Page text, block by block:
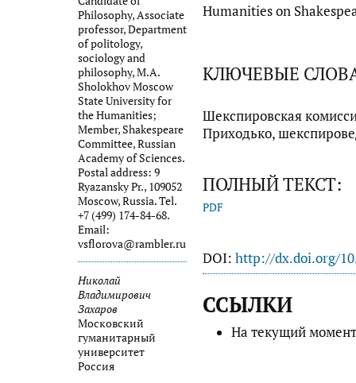
Philosophy, Associate
professor, Department
of politology,
sociology and
philosophy, M.A.
Sholokhov Moscow
State University for
the Humanities;
Member, Shakespeare
Committee, Russian
Academy of Sciences.
Postal address: 9
Ryazansky Pr., 109052
Moscow, Russia. Tel.
+7 (499) 174-84-68.
Email:
vsflorova@rambler.ru
Николай
Владимирович
Захаров
Московский
гуманитарный
университет
Россия
Humanities on
КЛЮЧЕВЫЕ
Шекспировская
Приходько,
ПОЛНЫЙ ТЕКСТ:
PDF
DOI: http://dx.doi.org/
ССЫЛКИ
На текущий